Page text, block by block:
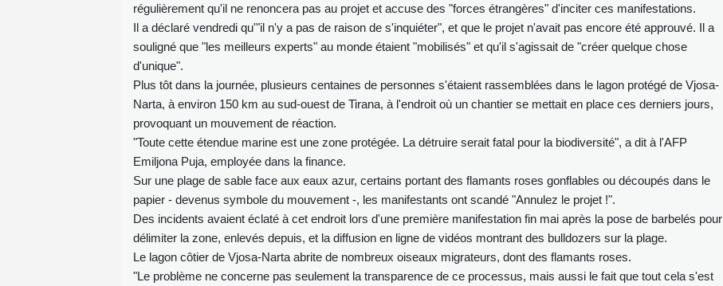
régulièrement qu'il ne renoncera pas au projet et accuse des "forces étrangères" d'inciter ces manifestations.
Il a déclaré vendredi qu'"il n'y a pas de raison de s'inquiéter", et que le projet n'avait pas encore été approuvé. Il a
souligné que "les meilleurs experts" au monde étaient "mobilisés" et qu'il s'agissait de "créer quelque chose
d'unique".
Plus tôt dans la journée, plusieurs centaines de personnes s'étaient rassemblées dans le lagon protégé de Vjosa-
Narta, à environ 150 km au sud-ouest de Tirana, à l'endroit où un chantier se mettait en place ces derniers jours,
provoquant un mouvement de réaction.
"Toute cette étendue marine est une zone protégée. La détruire serait fatal pour la biodiversité", a dit à l'AFP
Emiljona Puja, employée dans la finance.
Sur une plage de sable face aux eaux azur, certains portant des flamants roses gonflables ou découpés dans le
papier - devenus symbole du mouvement -, les manifestants ont scandé "Annulez le projet !".
Des incidents avaient éclaté à cet endroit lors d'une première manifestation fin mai après la pose de barbelés pour
délimiter la zone, enlevés depuis, et la diffusion en ligne de vidéos montrant des bulldozers sur la plage.
Le lagon côtier de Vjosa‑Narta abrite de nombreux oiseaux migrateurs, dont des flamants roses.
"Le problème ne concerne pas seulement la transparence de ce processus, mais aussi le fait que tout cela s'est